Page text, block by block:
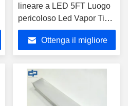
lineare a LED 5FT Luogo
pericoloso Led Vapor Tight
Light 220V SMD2835
Ottenga il migliore